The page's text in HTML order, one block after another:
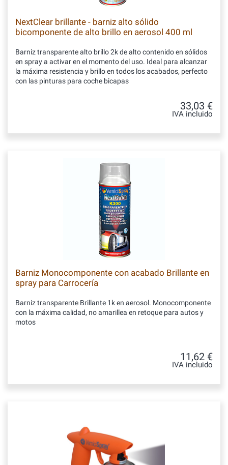
NextClear brillante - barniz alto sólido
bicomponente de alto brillo en aerosol 400 ml
Barniz transparente alto brillo 2k de alto contenido en sólidos
en spray a activar en el momento del uso. Ideal para alcanzar
la máxima resistencia y brillo en todos los acabados, perfecto
con las pinturas para coche bicapas
33,03 €
IVA incluido
Barniz Monocomponente con acabado Brillante en
spray para Carrocería
Barniz transparente Brillante 1k en aerosol. Monocomponente
con la máxima calidad, no amarillea en retoque para autos y
motos
11,62 €
IVA incluido